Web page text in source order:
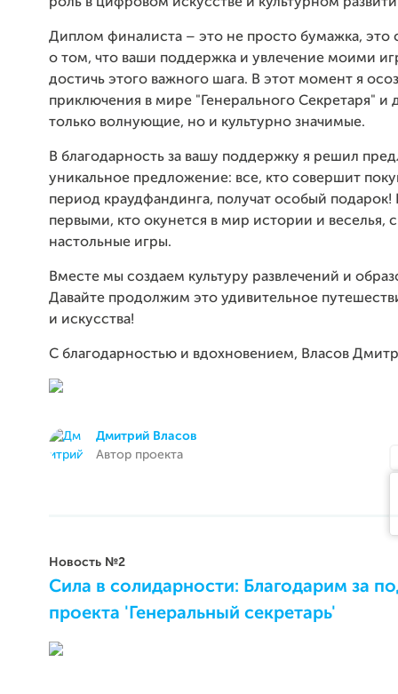
Диплом финалиста – это не просто бумажка, это
о том, что ваши поддержка и увлечение моими
достичь этого важного шага. В этот момент я
приключения в мире "Генерального Секретаря" и
только волнующие, но и культурно значимые.
В благодарность за вашу поддержку я решил
уникальное предложение: все, кто совершит
период краудфандинга, получат особый подарок!
первыми, кто окунется в мир истории и веселья,
настольные игры.
Вместе мы создаем культуру развлечений и
Давайте продолжим это удивительное
и искусства!
С благодарностью и вдохновением, Власов
Дмитрий Власов
Автор проекта
Новость №2
Сила в солидарности: Благодарим за
проекта 'Генеральный секретарь'